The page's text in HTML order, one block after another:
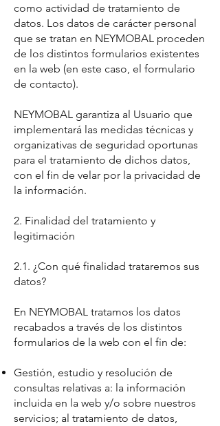
como actividad de tratamiento de
datos. Los datos de carácter personal
que se tratan en NEYMOBAL proceden
de los distintos formularios existentes
en la web (en este caso, el formulario
de contacto).
NEYMOBAL garantiza al Usuario que
implementará las medidas técnicas y
organizativas de seguridad oportunas
para el tratamiento de dichos datos,
con el fin de velar por la privacidad de
la información.
2. Finalidad del tratamiento y
legitimación
2.1. ¿Con qué finalidad trataremos sus
datos?
En NEYMOBAL tratamos los datos
recabados a través de los distintos
formularios de la web con el fin de:
Gestión, estudio y resolución de
consultas relativas a: la información
incluida en la web y/o sobre nuestros
servicios; al tratamiento de datos,